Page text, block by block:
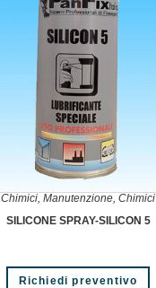
Chimici, Manutenzione, Chimici
SILICONE SPRAY-SILICON 5
Richiedi preventivo